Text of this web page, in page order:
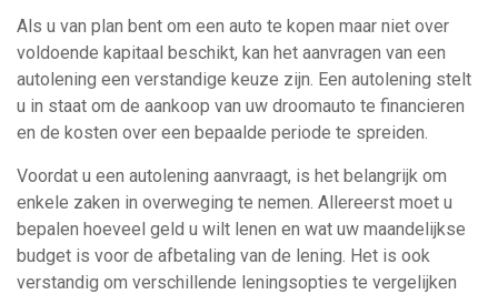
Als u van plan bent om een auto te kopen maar niet over
voldoende kapitaal beschikt, kan het aanvragen van een
autolening een verstandige keuze zijn. Een autolening stelt
u in staat om de aankoop van uw droomauto te financieren
en de kosten over een bepaalde periode te spreiden.
Voordat u een autolening aanvraagt, is het belangrijk om
enkele zaken in overweging te nemen. Allereerst moet u
bepalen hoeveel geld u wilt lenen en wat uw maandelijkse
budget is voor de afbetaling van de lening. Het is ook
verstandig om verschillende leningsopties te vergelijken